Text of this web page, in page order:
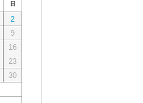
日
2
9
16
23
30